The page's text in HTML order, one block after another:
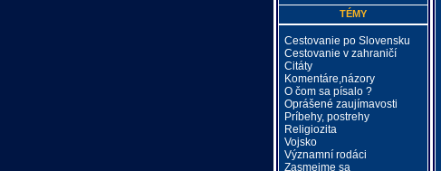
TÉMY
Cestovanie po Slovensku
Cestovanie v zahraničí
Citáty
Komentáre,názory
O čom sa písalo ?
Oprášené zaujímavosti
Príbehy, postrehy
Religiozita
Vojsko
Významní rodáci
Zasmejme sa